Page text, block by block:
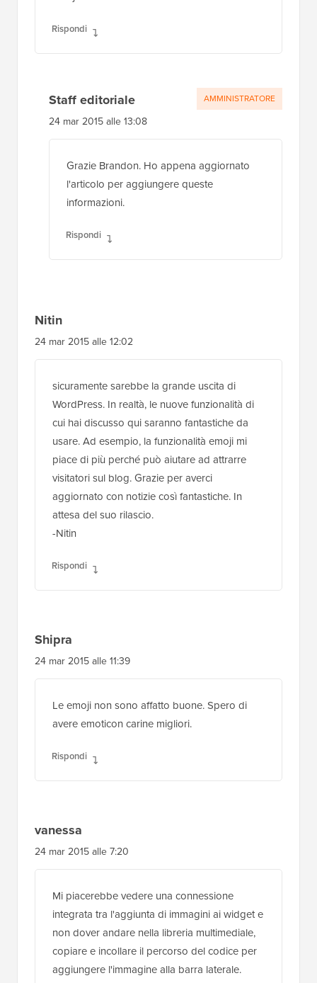
Rispondi
Staff editoriale
24 mar 2015 alle 13:08
Grazie Brandon. Ho appena aggiornato
l'articolo per aggiungere queste
informazioni.
Rispondi
AMMINISTRATORE
Nitin
24 mar 2015 alle 12:02
sicuramente sarebbe la grande uscita di
WordPress. In realtà, le nuove funzionalità di
cui hai discusso qui saranno fantastiche da
usare. Ad esempio, la funzionalità emoji mi
piace di più perché può aiutare ad attrarre
visitatori sul blog. Grazie per averci
aggiornato con notizie così fantastiche. In
attesa del suo rilascio.
-Nitin
Rispondi
Shipra
24 mar 2015 alle 11:39
Le emoji non sono affatto buone. Spero di
avere emoticon carine migliori.
Rispondi
vanessa
24 mar 2015 alle 7:20
Mi piacerebbe vedere una connessione
integrata tra l'aggiunta di immagini ai widget e
non dover andare nella libreria multimediale,
copiare e incollare il percorso del codice per
aggiungere l'immagine alla barra laterale.